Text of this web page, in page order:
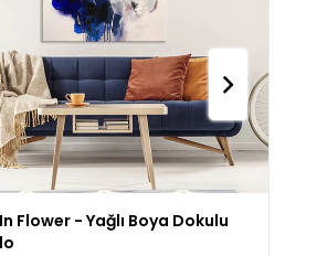
Flower - Yağlı Boya Dokulu